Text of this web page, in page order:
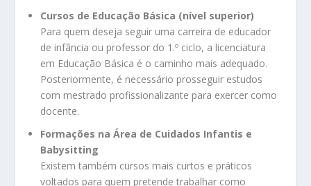
Cursos de Educação Básica (nível superior)
Para quem deseja seguir uma carreira de educador
de infância ou professor do 1.º ciclo, a licenciatura
em Educação Básica é o caminho mais adequado.
Posteriormente, é necessário prosseguir estudos
com mestrado profissionalizante para exercer como
docente.
Formações na Área de Cuidados Infantis e
Babysitting
Existem também cursos mais curtos e práticos
voltados para quem pretende trabalhar como